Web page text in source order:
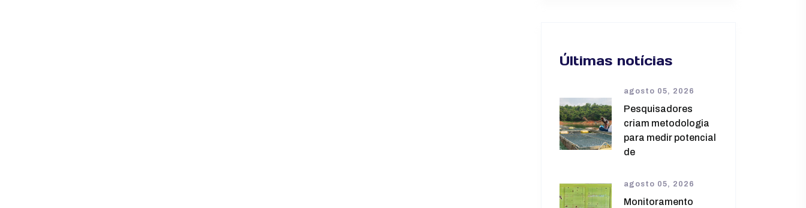
Últimas notícias
agosto 05, 2026
Pesquisadores
criam metodologia
para medir potencial
de
agosto 05, 2026
Monitoramento